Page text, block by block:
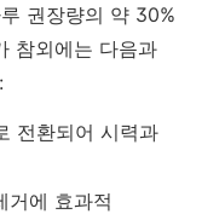
권장량의 약 30%
참외에는 다음과
:
전환되어 시력과
거에 효과적